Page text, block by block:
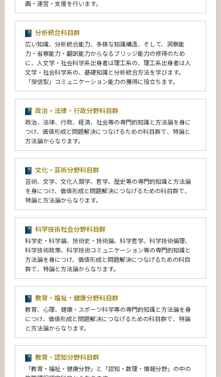
画・運営・支援を行います。
分析統合科目群
広い知識、分析統合能力、多様な知識構造、そして、洞察能
力・省察能力・翻訳能力からなるブリッジ能力の修得のため
に、人文学・社会科学系出身者は理工系の、理工系出身者は人
文学・社会科学系の、基礎知識と分析統合方法を学びます。
「受信型」コミュニケーション能力の獲得に役立ちます。
政治・法律・行政分野科目群
政治、法律、行政、経済、社会等の専門的知識と方法論を身に
つけ、価値形成と問題解決につなげるための科目群で、特論と
方法論からなります。
文化・芸術分野科目群
芸術、文学、文化人類学、哲学、歴史等の専門的知識と方法論
を身につけ、価値形成と問題解決につなげるための科目群で、
特論と方法論からなります。
科学技術社会分野科目群
科学史・科学論、技術史・技術論、科学哲学、科学技術倫理、
科学技術政策、科学技術コミュニケーション等の専門的知識と
方法論を身につけ、価値形成と問題解決につなげるための科目
群で、特論と方法論からなります。
教育・福祉・健康分野科目群
教育、心理、健康・スポーツ科学等の専門的知識と方法論を身
につけ、価値形成と問題解決につなげるための科目群で、特論
と方法論からなります。
教育・認知分野科目群
「教育・福祉・健康分野」と「認知・数理・情報分野」の中の